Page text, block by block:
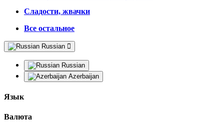
Сладости, жвачки
Все остальное
Russian
Russian
Azerbaijan
Язык
Валюта